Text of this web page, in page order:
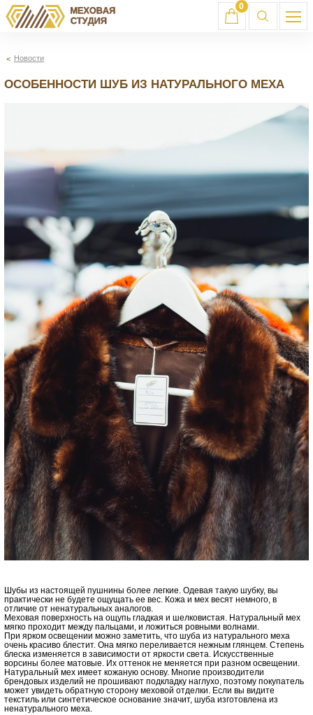
0
Новости
ОСОБЕННОСТИ ШУБ ИЗ НАТУРАЛЬНОГО МЕХА
Шубы из настоящей пушнины более легкие. Одевая такую шубку, вы
практически не будете ощущать ее вес. Кожа и мех весят немного, в
отличие от ненатуральных аналогов.
Меховая поверхность на ощупь гладкая и шелковистая. Натуральный мех
мягко проходит между пальцами, и ложиться ровными волнами.
При ярком освещении можно заметить, что шуба из натурального меха
очень красиво блестит. Она мягко переливается нежным глянцем. Степень
блеска изменяется в зависимости от яркости света. Искусственные
ворсины более матовые. Их оттенок не меняется при разном освещении.
Натуральный мех имеет кожаную основу. Многие производители
брендовых изделий не прошивают подкладку наглухо, поэтому покупатель
может увидеть обратную сторону меховой отделки. Если вы видите
текстиль или синтетическое основание значит, шуба изготовлена из
ненатурального меха.